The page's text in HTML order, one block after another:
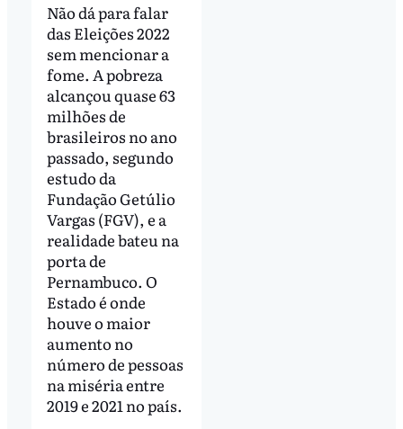
Não dá para falar
das Eleições 2022
sem mencionar a
fome. A pobreza
alcançou quase 63
milhões de
brasileiros no ano
passado, segundo
estudo da
Fundação Getúlio
Vargas (FGV), e a
realidade bateu na
porta de
Pernambuco. O
Estado é onde
houve o maior
aumento no
número de pessoas
na miséria entre
2019 e 2021 no país.